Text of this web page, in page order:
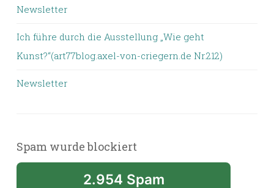
Newsletter
Ich führe durch die Ausstellung „Wie geht
Kunst?“(art77blog.axel-von-criegern.de Nr.212)
Newsletter
Spam wurde blockiert
2.954 Spam